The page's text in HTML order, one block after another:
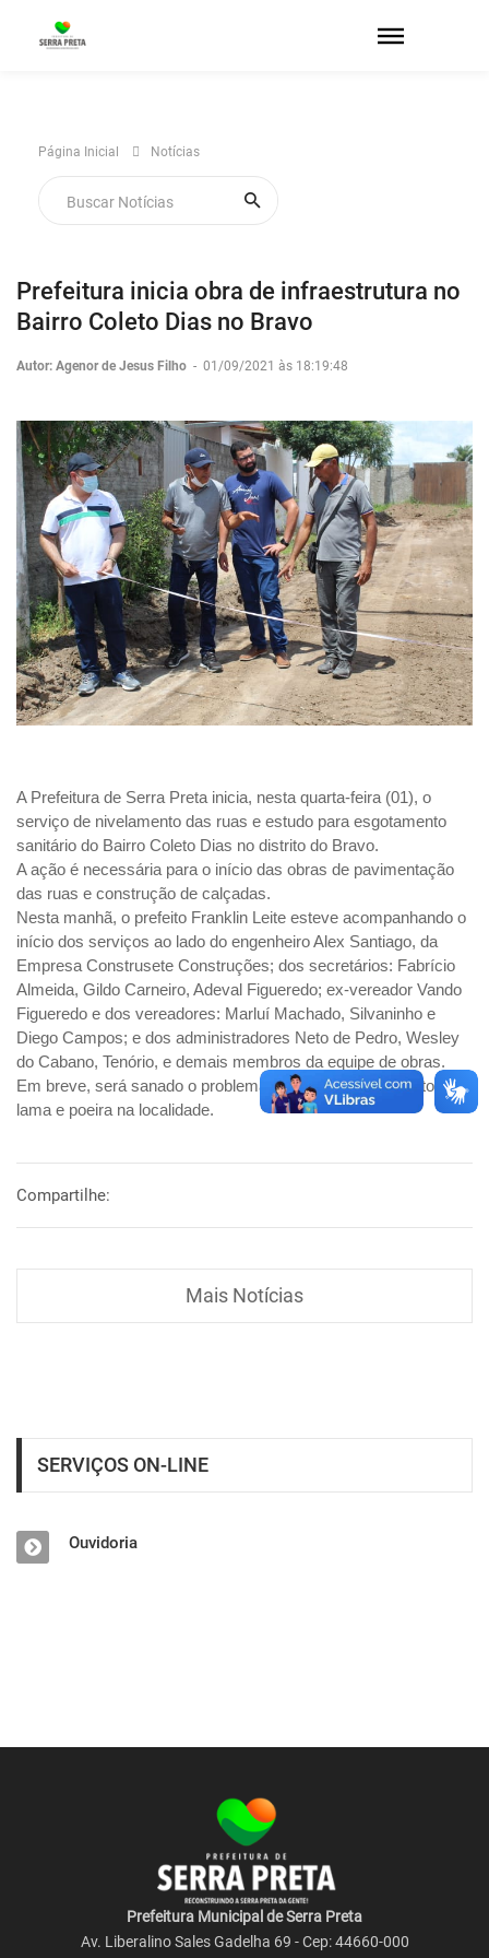
Página Inicial Notícias
Prefeitura inicia obra de infraestrutura no
Bairro Coleto Dias no Bravo
Autor: Agenor de Jesus Filho - 01/09/2021 às 18:19:48
A Prefeitura de Serra Preta inicia, nesta quarta-feira (01), o
serviço de nivelamento das ruas e estudo para esgotamento
sanitário do Bairro Coleto Dias no distrito do Bravo.
A ação é necessária para o início das obras de pavimentação
das ruas e construção de calçadas.
Nesta manhã, o prefeito Franklin Leite esteve acompanhando o
início dos serviços ao lado do engenheiro Alex Santiago, da
Empresa Construsete Construções; dos secretários: Fabrício
Almeida, Gildo Carneiro, Adeval Figueredo; ex-vereador Vando
Figueredo e dos vereadores: Marluí Machado, Silvaninho e
Diego Campos; e dos administradores Neto de Pedro, Wesley
do Cabano, Tenório, e demais membros da equipe de obras.
Em breve, será sanado o problema de esgoto a céu aberto,
lama e poeira na localidade.
Compartilhe:
Mais Notícias
SERVIÇOS ON-LINE
Ouvidoria
Prefeitura Municipal de Serra Preta
Av. Liberalino Sales Gadelha 69 - Cep: 44660-000